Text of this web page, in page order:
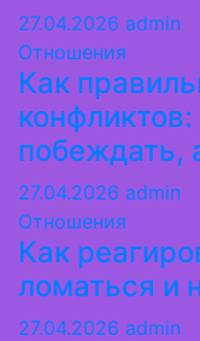
27.04.2026 admin
Отношения
Как
побеждать,
27.04.2026 admin
Отношения
Как
ломаться и
27.04.2026 admin